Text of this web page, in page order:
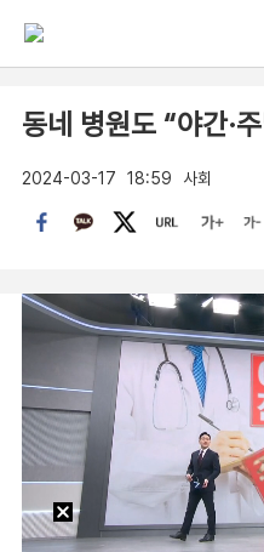
동네 병원도 “야간·
2024-03-17 18:59 사회